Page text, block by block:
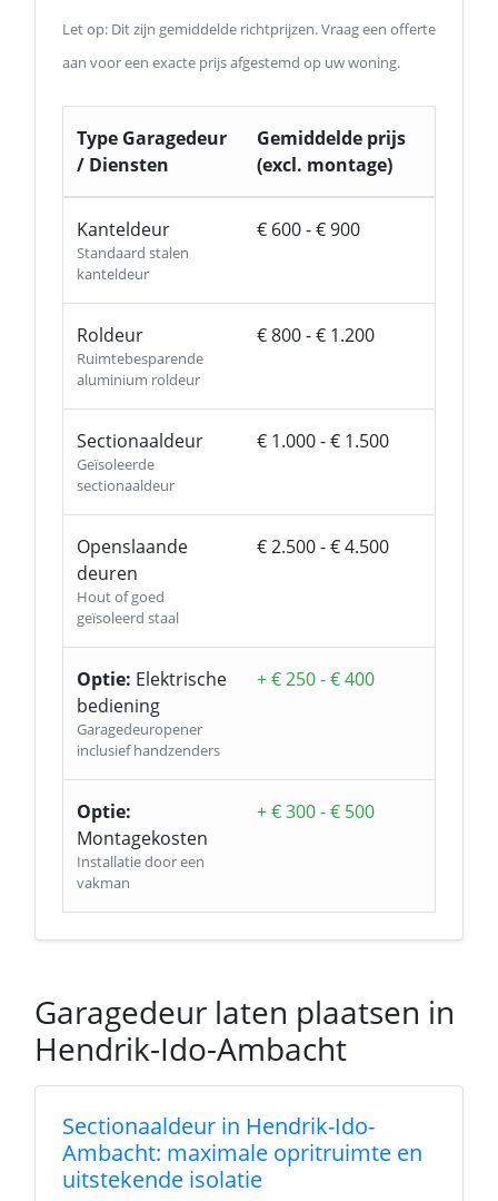
Let op: Dit zijn gemiddelde richtprijzen. Vraag een offerte
aan voor een exacte prijs afgestemd op uw woning.
Type Garagedeur
/ Diensten
Gemiddelde prijs
(excl. montage)
Kanteldeur
Standaard stalen
kanteldeur
€ 600 - € 900
Roldeur
Ruimtebesparende
aluminium roldeur
€ 800 - € 1.200
Sectionaaldeur
Geïsoleerde
sectionaaldeur
€ 1.000 - € 1.500
Openslaande
deuren
Hout of goed
geïsoleerd staal
€ 2.500 - € 4.500
Optie: Elektrische
bediening
Garagedeuropener
inclusief handzenders
+ € 250 - € 400
Optie:
Montagekosten
Installatie door een
vakman
+ € 300 - € 500
Garagedeur laten plaatsen in
Hendrik-Ido-Ambacht
Sectionaaldeur in Hendrik-Ido-
Ambacht: maximale opritruimte en
uitstekende isolatie